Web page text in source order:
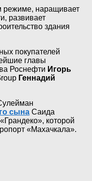
режиме, наращивает
развивает
здания
покупателей
главы
Роснефти Игорь
Геннадий
сына Саида
которой
«Махачкала».